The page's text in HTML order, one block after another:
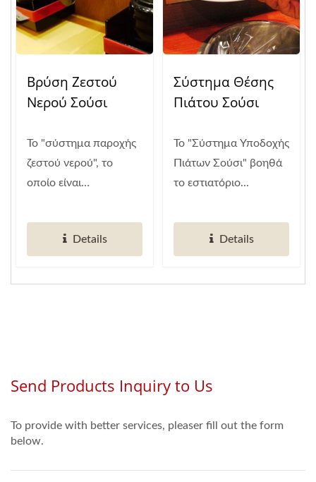
Βρύση Ζεστού
Νερού Σούσι
Το "σύστημα παροχής
ζεστού νερού", το
οποίο είναι
Details
Σύστημα Θέσης
Πιάτου Σούσι
Το "Σύστημα Υποδοχής
Πιάτων Σούσι" βοηθά
το εστιατόριο...
Details